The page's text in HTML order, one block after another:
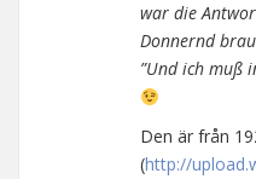
war die
Donnernd
”Und ich muß
Den är från
(http://